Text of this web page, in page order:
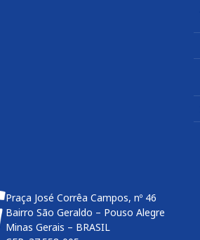
Praça José Corrêa Campos, nº 46
Bairro São Geraldo – Pouso Alegre
Minas Gerais – BRASIL